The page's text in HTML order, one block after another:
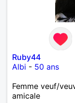
Ruby44
Albi - 50 ans
Femme veuf/
amicale